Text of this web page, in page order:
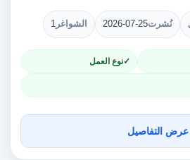
نُشرت2026-07-25 الشواغر 1
نوع العمل
عرض التفاصيل